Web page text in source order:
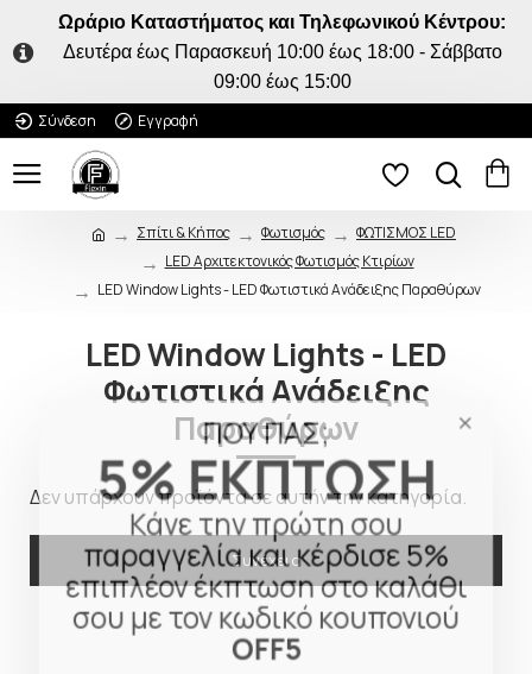
ΠΟΥ ΠΑΣ;
5% ΕΚΠΤΩΣΗ
Κάνε την πρώτη σου
παραγγελία και κέρδισε 5%
επιπλέον έκπτωση στο καλάθι
σου με τον κωδικό κουπονιού
OFF5
Ωράριο Καταστήματος και Τηλεφωνικού Κέντρου:
Δευτέρα έως Παρασκευή 10:00 έως 18:00 - Σάββατο
09:00 έως 15:00
Σύνδεση
Εγγραφή
Σπίτι & Κήπος Φωτισμός
ΦΩΤΙΣΜΟΣ LED
LED Αρχιτεκτονικός Φωτισμός Κτιρίων
LED Window Lights - LED Φωτιστικά Ανάδειξης Παραθύρων
LED Window Lights - LED
Φωτιστικά Ανάδειξης
Παραθύρων
Δεν υπάρχουν προϊόντα σε αυτήν την κατηγορία.
Συνέχεια